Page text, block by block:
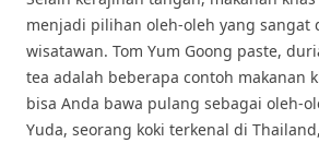
menjadi pilihan oleh-oleh yang sangat
wisatawan. Tom Yum Goong paste,
tea adalah beberapa contoh makanan
bisa Anda bawa pulang sebagai oleh-
Yuda, seorang koki terkenal di